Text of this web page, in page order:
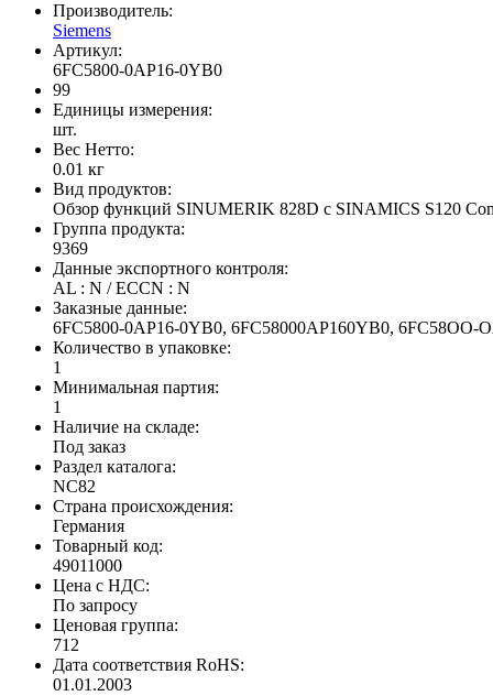
Производитель:
Siemens
Артикул:
6FC5800-0AP16-0YB0
99
Единицы измерения:
шт.
Вес Нетто:
0.01 кг
Вид продуктов:
Обзор функций SINUMERIK 828D с SINAMICS S120
Группа продукта:
9369
Данные экспортного контроля:
AL : N / ECCN : N
Заказные данные:
6FC5800-0AP16-0YB0, 6FC58000AP160YB0,
Количество в упаковке:
1
Минимальная партия:
1
Наличие на складе:
Под заказ
Раздел каталога:
NC82
Страна происхождения:
Германия
Товарный код:
49011000
Цена с НДС:
По запросу
Ценовая группа:
712
Дата соответствия RoHS:
01.01.2003